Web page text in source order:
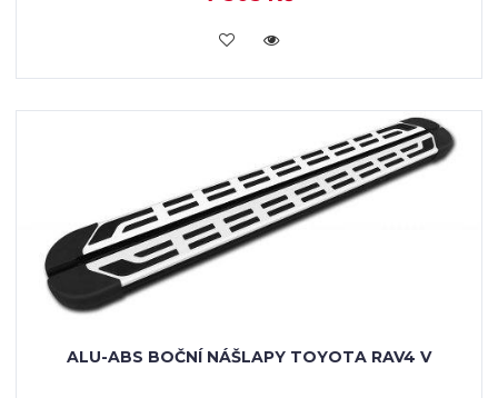
KOUPIT
ALU-ABS BOČNÍ NÁŠLAPY TOYOTA RAV4 V